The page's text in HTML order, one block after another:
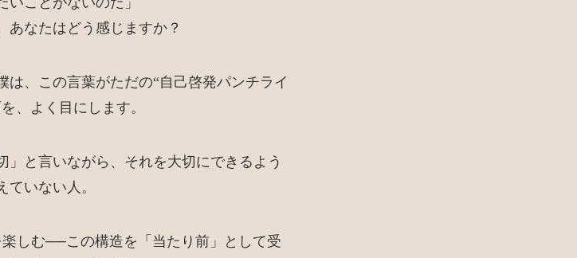
あなたはどう感じますか？
は、この言葉がただの“自己啓発パンチライ
、よく目にします。
」と言いながら、それを大切にできるよう
いない人。
しむ──この構造を「当たり前」として受